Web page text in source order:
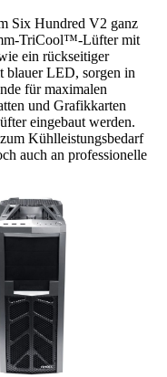
Six Hundred V2 ganz
TriCool™-Lüfter mit
ein rückseitiger
LED, sorgen in
für maximalen
und Grafikkarten
eingebaut werden.
Kühlleistungsbedarf
auch an professionelle